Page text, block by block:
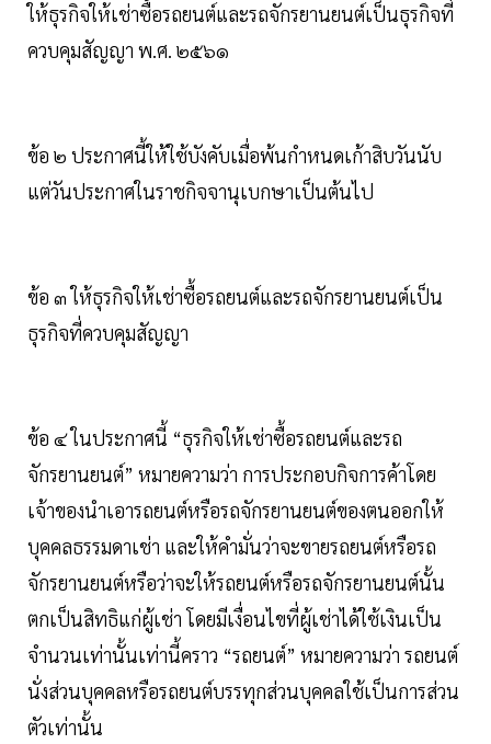
ให้ธุรกิจให้เช่าซื้อรถยนต์และรถจักรยานยนต์เป็นธุรกิจที่
ควบคุมสัญญา พ.ศ. ๒๕๖๑
ข้อ ๒ ประกาศนี้ให้ใช้บังคับเมื่อพ้นกำหนดเก้าสิบวันนับ
แต่วันประกาศในราชกิจจานุเบกษาเป็นต้นไป
ข้อ ๓ ให้ธุรกิจให้เช่าซื้อรถยนต์และรถจักรยานยนต์เป็น
ธุรกิจที่ควบคุมสัญญา
ข้อ ๔ ในประกาศนี้ “ธุรกิจให้เช่าซื้อรถยนต์และรถ
จักรยานยนต์” หมายความว่า การประกอบกิจการค้าโดย
เจ้าของนำเอารถยนต์หรือรถจักรยานยนต์ของตนออกให้
บุคคลธรรมดาเช่า และให้คำมั่นว่าจะขายรถยนต์หรือรถ
จักรยานยนต์หรือว่าจะให้รถยนต์หรือรถจักรยานยนต์นั้น
ตกเป็นสิทธิแก่ผู้เช่า โดยมีเงื่อนไขที่ผู้เช่าได้ใช้เงินเป็น
จำนวนเท่านั้นเท่านี้คราว “รถยนต์” หมายความว่า รถยนต์
นั่งส่วนบุคคลหรือรถยนต์บรรทุกส่วนบุคคลใช้เป็นการส่วน
ตัวเท่านั้น